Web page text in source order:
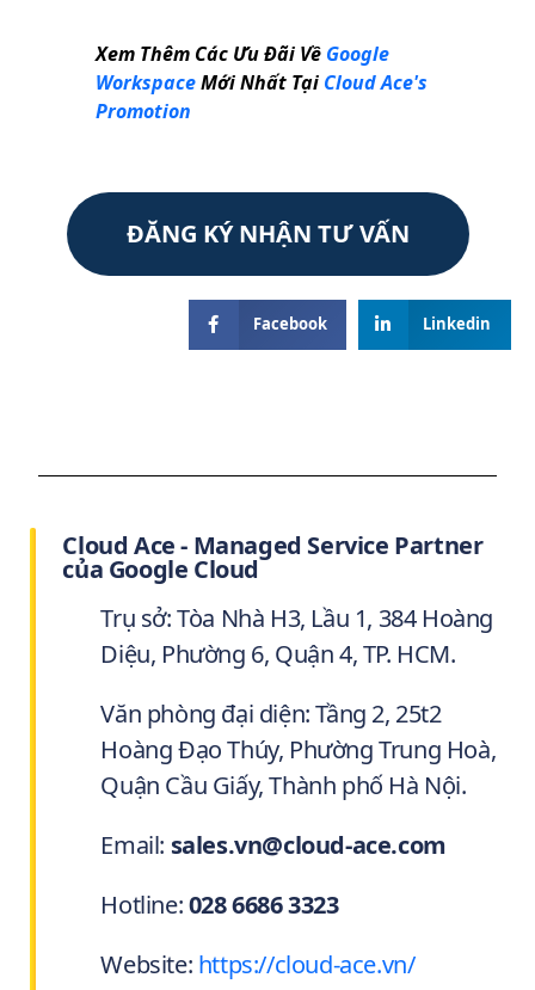
Xem Thêm Các Ưu Đãi Về Google
WorkspaceMới Nhất Tại Cloud Ace's
Promotion
ĐĂNG KÝ NHẬN TƯ VẤN
Facebook Linkedin
Cloud Ace - Managed Service Partner
của Google Cloud
Trụ sở: Tòa Nhà H3, Lầu 1, 384 Hoàng
Diệu, Phường 6, Quận 4, TP. HCM.
Văn phòng đại diện: Tầng 2, 25t2
Hoàng Đạo Thúy, Phường Trung Hoà,
Quận Cầu Giấy, Thành phố Hà Nội.
Email: sales.vn@cloud-ace.com
Hotline:028 6686 3323
Website: https://cloud-ace.vn/